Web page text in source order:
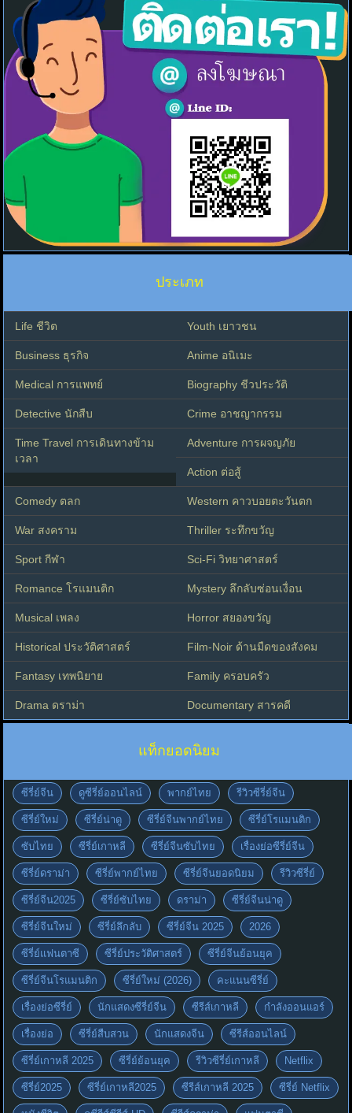
ประเภท
Life ชีวิต Youth เยาวชน
Business ธุรกิจ Anime อนิเมะ
Medical การแพทย์ Biography ชีวประวัติ
Detective นักสืบ Crime อาชญากรรม
Time Travel การเดินทางข้าม
เวลา
Adventure การผจญภัย
Action ต่อสู้
Comedy ตลก Western คาวบอยตะวันตก
War สงคราม Thriller ระทึกขวัญ
Sport กีฬา Sci-Fi วิทยาศาสตร์
Romance โรแมนติก Mystery ลึกลับซ่อนเงื่อน
Musical เพลง Horror สยองขวัญ
Historical ประวัติศาสตร์ Film-Noir ด้านมืดของสังคม
Fantasy เทพนิยาย Family ครอบครัว
Drama ดราม่า Documentary สารคดี
แท็กยอดนิยม
ซีรี่ย์จีน ดูซีรี่ย์ออนไลน์ พากย์ไทย รีวิวซีรี่ย์จีน
ซีรี่ย์ใหม่ ซีรี่ย์น่าดู ซีรี่ย์จีนพากย์ไทย ซีรี่ย์โรแมนติก
ซับไทย ซีรี่ย์เกาหลี ซีรี่ย์จีนซับไทย เรื่องย่อซีรี่ย์จีน
ซีรี่ย์ดราม่า ซีรี่ย์พากย์ไทย ซีรี่ย์จีนยอดนิยม รีวิวซีรี่ย์
ซีรี่ย์จีน2025 ซีรี่ย์ซับไทย ดราม่า ซีรี่ย์จีนน่าดู
ซีรี่ย์จีนใหม่ ซีรี่ย์ลึกลับ ซีรี่ย์จีน 2025 2026
ซีรี่ย์แฟนตาซี ซีรี่ย์ประวัติศาสตร์ ซีรี่ย์จีนย้อนยุค
ซีรี่ย์จีนโรแมนติก ซีรี่ย์ใหม่ (2026) คะแนนซีรี่ย์
เรื่องย่อซีรี่ย์ นักแสดงซีรี่ย์จีน ซีรีส์เกาหลี กำลังออนแอร์
เรื่องย่อ ซีรี่ย์สืบสวน นักแสดงจีน ซีรีส์ออนไลน์
ซีรี่ย์เกาหลี 2025 ซีรี่ย์ย้อนยุค รีวิวซีรี่ย์เกาหลี Netflix
ซีรี่ย์2025 ซีรี่ย์เกาหลี2025 ซีรีส์เกาหลี 2025 ซีรี่ย์ Netflix